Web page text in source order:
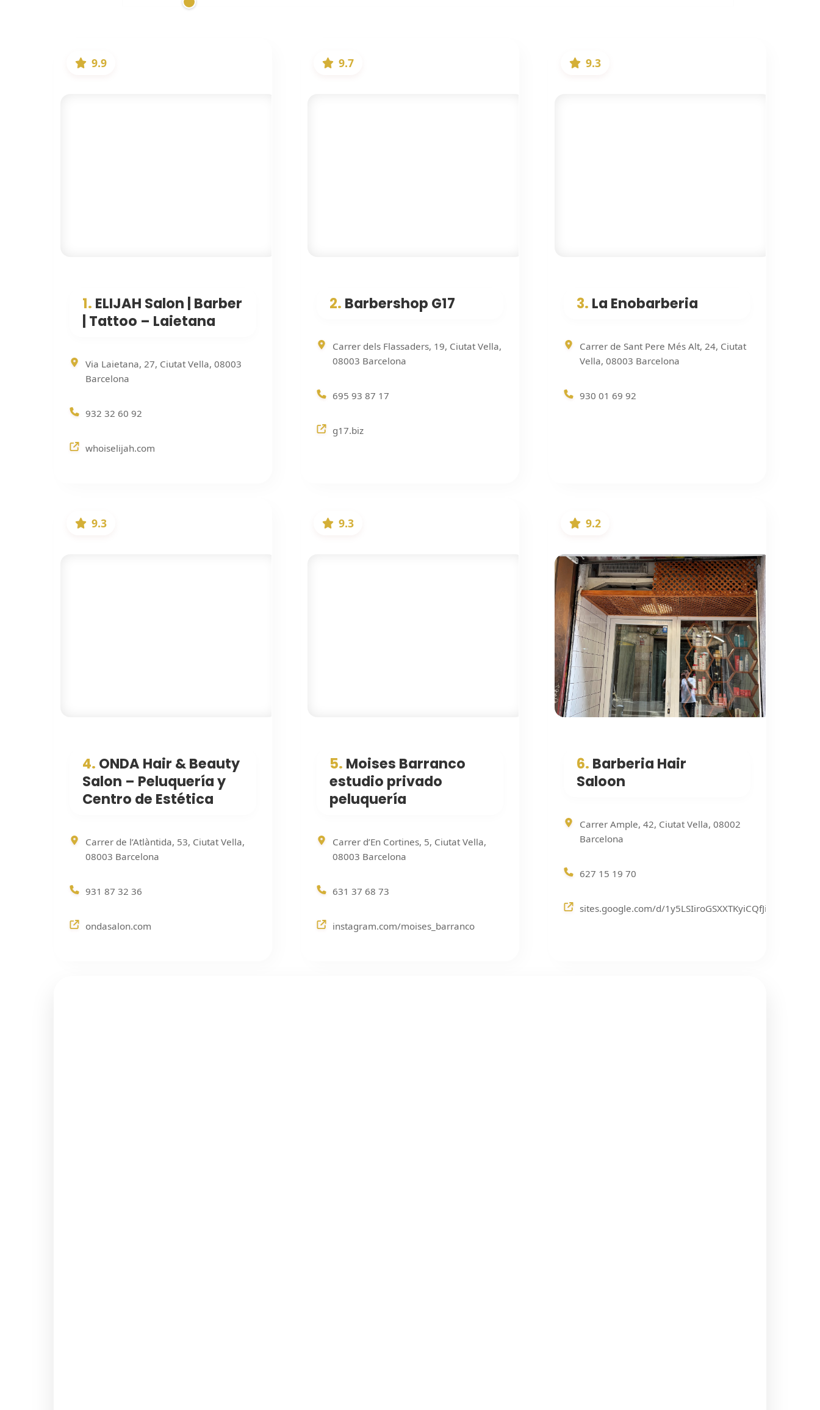
9.9
1. ELIJAH Salon | Barber
| Tattoo – Laietana
Via Laietana, 27, Ciutat Vella, 08003
Barcelona
932 32 60 92
whoiselijah.com
9.7
2. Barbershop G17
Carrer dels Flassaders, 19, Ciutat Vella,
08003 Barcelona
695 93 87 17
g17.biz
9.3
3. La Enobarberia
Carrer de Sant Pere Més Alt, 24, Ciutat
Vella, 08003 Barcelona
930 01 69 92
9.3
4. ONDA Hair & Beauty
Salon – Peluquería y
Centro de Estética
Carrer de l’Atlàntida, 53, Ciutat Vella,
08003 Barcelona
931 87 32 36
ondasalon.com
9.3
5. Moises Barranco
estudio privado
peluquería
Carrer d’En Cortines, 5, Ciutat Vella,
08003 Barcelona
631 37 68 73
instagram.com/moises_barranco
9.2
6. Barberia Hair
Saloon
Carrer Ample, 42, Ciutat Vella, 08002
Barcelona
627 15 19 70
sites.google.com/d/